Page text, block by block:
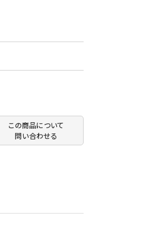
この商品について
問い合わせる